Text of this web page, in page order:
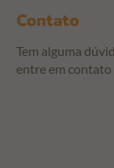
Contato
Tem alguma
entre em